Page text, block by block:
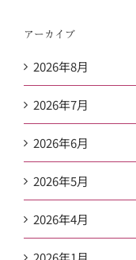
アーカイブ
2026年8月
2026年7月
2026年6月
2026年5月
2026年4月